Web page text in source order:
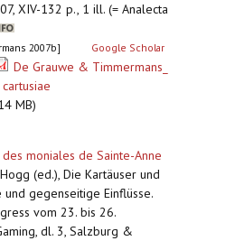
XIV-132 p., 1 ill. (= Analecta
2007b]
Google Scholar
De Grauwe & Timmermans_
MB)
moniales de Sainte-Anne
(ed.), Die Kartäuser und
und gegenseitige Einflüsse.
vom 23. bis 26.
dl. 3, Salzburg &